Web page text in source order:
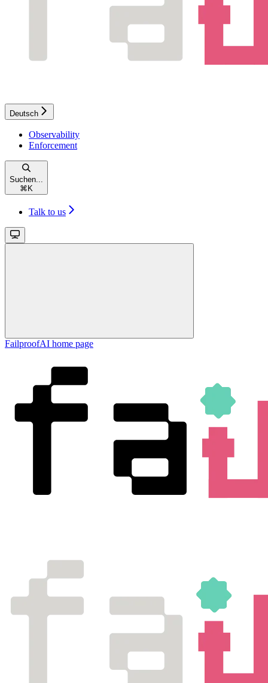
Deutsch
Observability
Enforcement
Suchen...
⌘ K
Talk to us
FailproofAI home page